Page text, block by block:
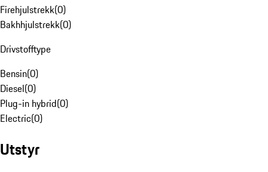
Firehjulstrekk(0)
Bakhhjulstrekk(0)
Drivstofftype
Bensin(0)
Diesel(0)
Plug-in hybrid(0)
Electric(0)
Utstyr